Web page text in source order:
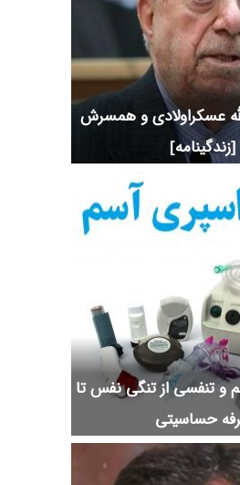
عسکراولادی و همسرش
[زندگینامه]
و تنفسی از تنگی نفس تا
حساسیتی